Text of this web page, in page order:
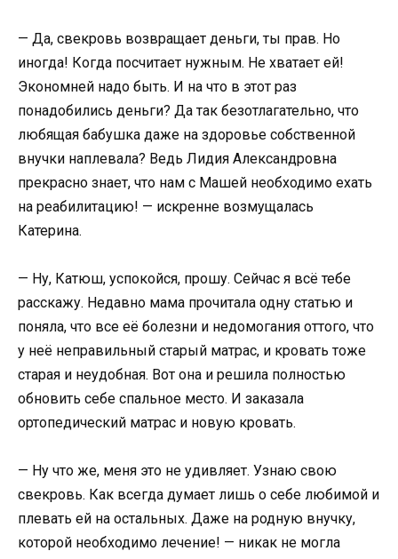
— Да, свекровь возвращает деньги, ты прав. Но
иногда! Когда посчитает нужным. Не хватает ей!
Экономней надо быть. И на что в этот раз
понадобились деньги? Да так безотлагательно, что
любящая бабушка даже на здоровье собственной
внучки наплевала? Ведь Лидия Александровна
прекрасно знает, что нам с Машей необходимо ехать
на реабилитацию! — искренне возмущалась
Катерина.
— Ну, Катюш, успокойся, прошу. Сейчас я всё тебе
расскажу. Недавно мама прочитала одну статью и
поняла, что все её болезни и недомогания оттого, что
у неё неправильный старый матрас, и кровать тоже
старая и неудобная. Вот она и решила полностью
обновить себе спальное место. И заказала
ортопедический матрас и новую кровать.
— Ну что же, меня это не удивляет. Узнаю свою
свекровь. Как всегда думает лишь о себе любимой и
плевать ей на остальных. Даже на родную внучку,
которой необходимо лечение! — никак не могла